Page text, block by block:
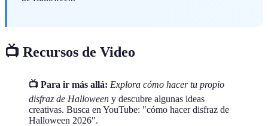
📺 Recursos de Video
📺 Para ir más allá: Explora cómo hacer tu propio
disfraz de Halloween y descubre algunas ideas
creativas. Busca en YouTube: "cómo hacer disfraz de
Halloween 2026".